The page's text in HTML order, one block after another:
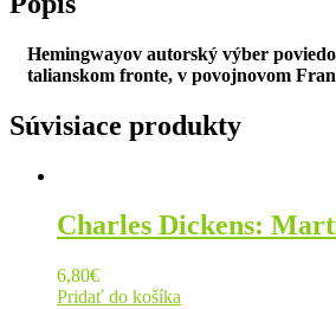
Hemingwayov autorský výber
talianskom fronte, v povojnovom
Súvisiace produkty
Charles Dickens:
6,80€
Pridať do košíka